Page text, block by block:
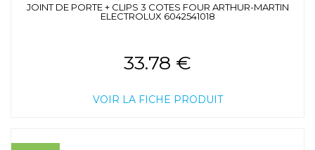
JOINT DE PORTE + CLIPS 3 COTES FOUR ARTHUR-MARTIN
ELECTROLUX 6042541018
33.78 €
VOIR LA FICHE PRODUIT